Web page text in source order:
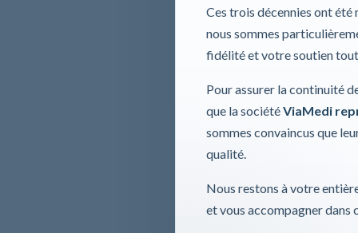
Ces trois décennies ont
nous sommes
fidélité et votre soutien
Pour assurer la continuité
que la sociétéViaMedi
sommes convaincus que
qualité.
Nous restons à votre
et vous accompagner dans